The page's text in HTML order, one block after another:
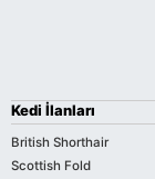
Kedi İlanları
British Shorthair
Scottish Fold